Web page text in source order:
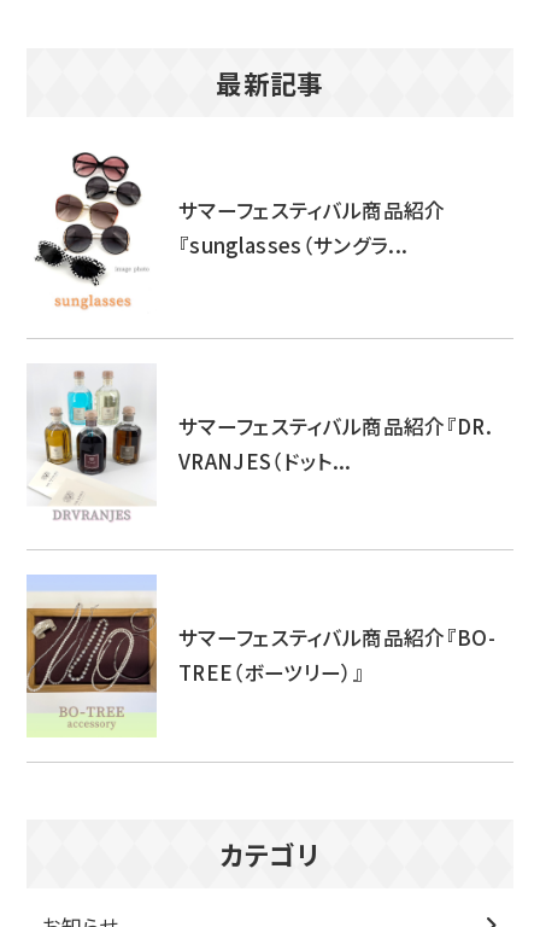
最新記事
サマーフェスティバル商品紹介
『sunglasses（サングラ...
サマーフェスティバル商品紹介『DR.
VRANJES（ドット...
サマーフェスティバル商品紹介『BO-
TREE（ボーツリー）』
カテゴリ